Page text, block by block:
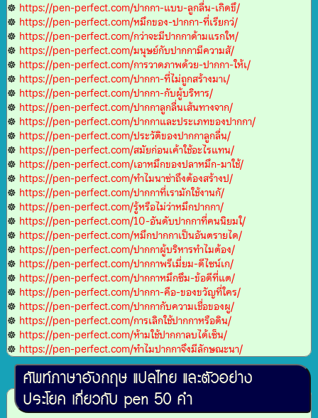
☸ https://pen-perfect.com/ปากกา-แบบ-ลูกลื่น-เกิดขึ/
☸ https://pen-perfect.com/หมึกของ-ปากกา-ที่เรียกว่/
☸ https://pen-perfect.com/กว่าจะมีปากกาด้ามแรกให/
☸ https://pen-perfect.com/มนุษย์กับปากกามีความสั/
☸ https://pen-perfect.com/การวาดภาพด้วย-ปากกา-ให้เ/
☸ https://pen-perfect.com/ปากกา-ที่ไม่ถูกสร้างมาเ/
☸ https://pen-perfect.com/ปากกา-กับผู้บริหาร/
☸ https://pen-perfect.com/ปากกาลูกลื่นเส้นทางจาก/
☸ https://pen-perfect.com/ปากกาและประเภทของปากกา/
☸ https://pen-perfect.com/ประวัติของปากกาลูกลื่น/
☸ https://pen-perfect.com/สมัยก่อนเค้าใช้อะไรแทน/
☸ https://pen-perfect.com/เอาหมึกของปลาหมึก-มาใช้/
☸ https://pen-perfect.com/ทำไมนาซ่าถึงต้องสร้างป/
☸ https://pen-perfect.com/ปากกาที่เรามักใช้งานกั/
☸ https://pen-perfect.com/รู้หรือไม่ว่าหมึกปากกา/
☸ https://pen-perfect.com/10-อันดับปากกาที่คนนิยมใ/
☸ https://pen-perfect.com/หมึกปากกาเป็นอันตรายได/
☸ https://pen-perfect.com/ปากกาผู้บริหารทำไมต้อง/
☸ https://pen-perfect.com/ปากกาพรีเมี่ยม-ดีไซน์เก/
☸ https://pen-perfect.com/ปากกาหมึกซึม-ข้อดีที่แต/
☸ https://pen-perfect.com/ปากกา-คือ-ของขวัญที่ใคร/
☸ https://pen-perfect.com/ปากกากับความเชื่อของผู/
☸ https://pen-perfect.com/การเลิกใช้ปากกาหรือดิน/
☸ https://pen-perfect.com/ห้ามใช้ปากกาลบได้เซ็น/
☸ https://pen-perfect.com/ทำไมปากกาจึงมีลักษณะนา/
ศัพท์ภาษาอังกฤษ แปลไทย และตัวอย่าง
ประโยค เกี่ยวกับ pen 50 คำ